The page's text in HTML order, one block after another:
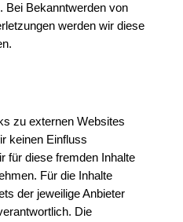
Bei Bekanntwerden von
werden wir diese
zu externen Websites
keinen Einfluss
für diese fremden Inhalte
Für die Inhalte
der jeweilige Anbieter
Die